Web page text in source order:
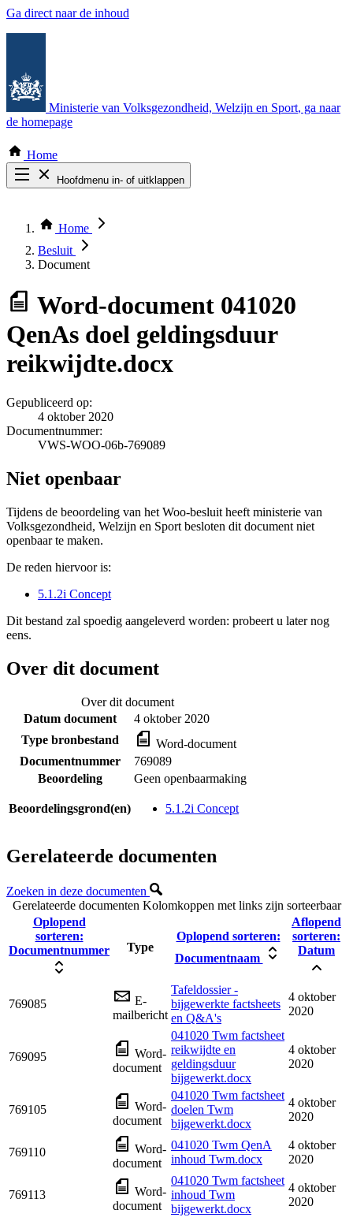
Ga direct naar de inhoud
Ministerie van Volksgezondheid, Welzijn en Sport, ga naar
de homepage
Home
Hoofdmenu in- of uitklappen
Thema COVID-19
Bekijk per bestuursorgaan
Home
Besluit
Document
Word-document 041020
QenAs doel geldingsduur
reikwijdte.docx
Gepubliceerd op:
4 oktober 2020
Documentnummer:
VWS-WOO-06b-769089
Niet openbaar
Tijdens de beoordeling van het Woo-besluit heeft ministerie van
Volksgezondheid, Welzijn en Sport besloten dit document niet
openbaar te maken.
De reden hiervoor is:
5.1.2i Concept
Dit bestand zal spoedig aangeleverd worden: probeert u later nog
eens.
Over dit document
Over dit document
Datum document
4 oktober 2020
Type bronbestand
Word-document
Documentnummer
769089
Beoordeling
Geen openbaarmaking
Beoordelingsgrond(en) 5.1.2i Concept
Gerelateerde documenten
Zoeken in deze documenten
Gerelateerde documenten Kolomkoppen met links zijn sorteerbaar
Oplopend
sorteren:
Documentnummer
Type
Oplopend sorteren:
Documentnaam
Aflopend
sorteren:
Datum
769085
E-
mailbericht
Tafeldossier -
bijgewerkte factsheets
en Q&A's
4 oktober
2020
769095
Word-
document
041020 Twm factsheet
reikwijdte en
geldingsduur
bijgewerkt.docx
4 oktober
2020
769105
Word-
document
041020 Twm factsheet
doelen Twm
bijgewerkt.docx
4 oktober
2020
769110
Word-
document
041020 Twm QenA
inhoud Twm.docx
4 oktober
2020
769113
Word-
document
041020 Twm factsheet
inhoud Twm
bijgewerkt.docx
4 oktober
2020